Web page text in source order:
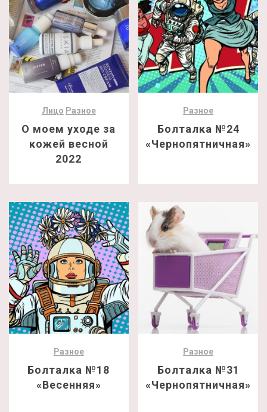
Лицо Разное
О моем уходе за
кожей весной
2022
Разное
Болталка №24
«Чернопятничная»
Разное
Болталка №18
«Весенняя»
Разное
Болталка №31
«Чернопятничная»